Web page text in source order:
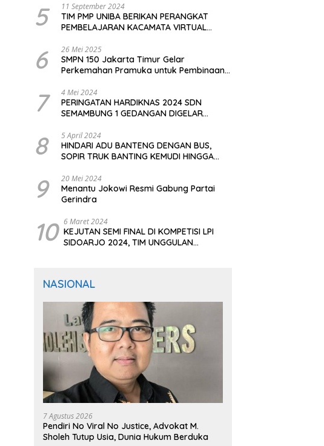
5 11 September 2024
TIM PMP UNIBA BERIKAN PERANGKAT
PEMBELAJARAN KACAMATA VIRTUAL
SERANG
6 26 Mei 2025
SMPN 150 Jakarta Timur Gelar
Perkemahan Pramuka untuk Pembinaan
7 4 Mei 2024
PERINGATAN HARDIKNAS 2024 SDN
SEMAMBUNG 1 GEDANGAN DIGELAR
8 5 April 2024
HINDARI ADU BANTENG DENGAN BUS,
SOPIR TRUK BANTING KEMUDI HINGGA
9 20 Mei 2024
Menantu Jokowi Resmi Gabung Partai
Gerindra
10 6 Maret 2024
KEJUTAN SEMI FINAL DI KOMPETISI LPI
SIDOARJO 2024, TIM UNGGULAN
NASIONAL
7 Agustus 2026
Pendiri No Viral No Justice, Advokat M.
Sholeh Tutup Usia, Dunia Hukum Berduka